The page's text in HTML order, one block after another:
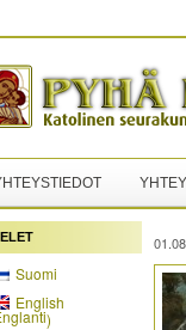
Suomi
English
)